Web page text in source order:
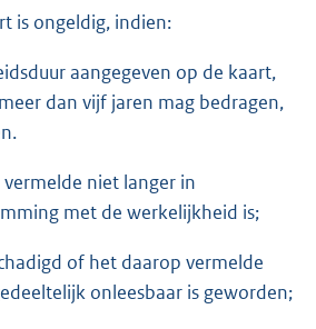
is ongeldig, indien:
aangegeven op de kaart,
dan vijf jaren mag bedragen,
niet langer in
met de werkelijkheid is;
of het daarop vermelde
onleesbaar is geworden;